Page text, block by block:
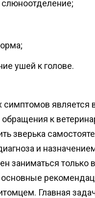
ушей к голове.
симптомов является
к
зверька
и
заниматься только
Главная